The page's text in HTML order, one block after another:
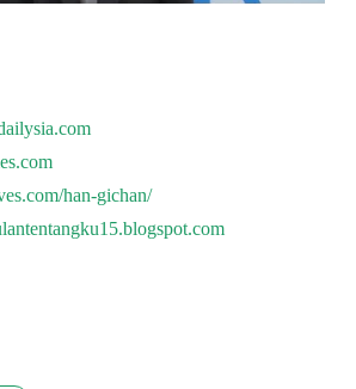
han-gichan/